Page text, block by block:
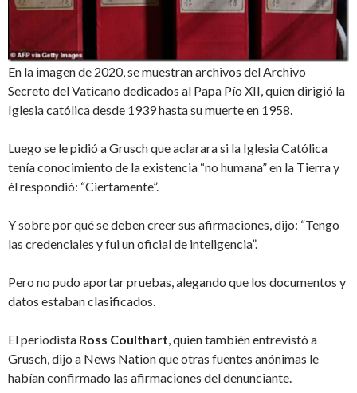
En la imagen de 2020, se muestran archivos del Archivo
Secreto del Vaticano dedicados al Papa Pío XII, quien dirigió la
Iglesia católica desde 1939 hasta su muerte en 1958.
Luego se le pidió a Grusch que aclarara si la Iglesia Católica
tenía conocimiento de la existencia “no humana” en la Tierra y
él respondió: “Ciertamente”.
Y sobre por qué se deben creer sus afirmaciones, dijo: “Tengo
las credenciales y fui un oficial de inteligencia”.
Pero no pudo aportar pruebas, alegando que los documentos y
datos estaban clasificados.
El periodista Ross Coulthart , quien también entrevistó a
Grusch, dijo a News Nation que otras fuentes anónimas le
habían confirmado las afirmaciones del denunciante.